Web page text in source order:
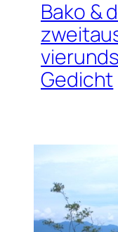
Bako &
Gedicht